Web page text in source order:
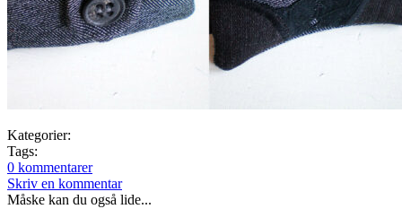
Kategorier:
Tags:
0 kommentarer
Skriv en kommentar
Måske kan du også lide...